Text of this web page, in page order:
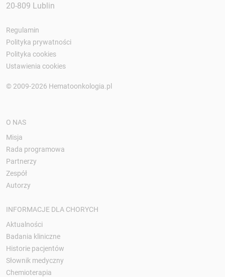
20-809 Lublin
Regulamin
Polityka prywatności
Polityka cookies
Ustawienia cookies
© 2009-2026 Hematoonkologia.pl
O NAS
Misja
Rada programowa
Partnerzy
Zespół
Autorzy
INFORMACJE DLA CHORYCH
Aktualności
Badania kliniczne
Historie pacjentów
Słownik medyczny
Chemioterapia